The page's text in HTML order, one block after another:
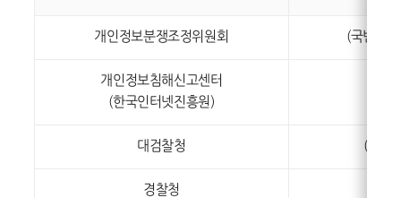
개인정보분쟁조정위원회 (국번없
개인정보침해신고센터
(한국인터넷진흥원)
대검찰청 (국번
경찰청